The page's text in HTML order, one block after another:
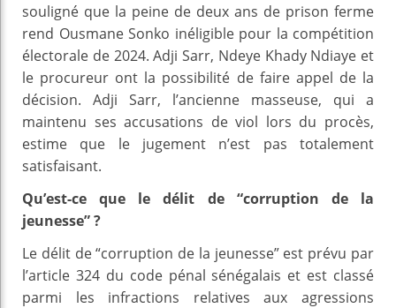
souligné que la peine de deux ans de prison ferme
rend Ousmane Sonko inéligible pour la compétition
électorale de 2024. Adji Sarr, Ndeye Khady Ndiaye et
le procureur ont la possibilité de faire appel de la
décision. Adji Sarr, l’ancienne masseuse, qui a
maintenu ses accusations de viol lors du procès,
estime que le jugement n’est pas totalement
satisfaisant.
Qu’est-ce que le délit de “corruption de la
jeunesse” ?
Le délit de “corruption de la jeunesse” est prévu par
l’article 324 du code pénal sénégalais et est classé
parmi les infractions relatives aux agressions